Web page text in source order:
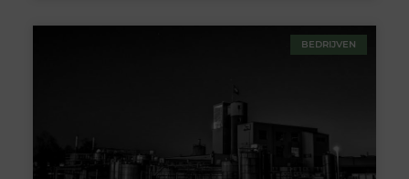
BEDRIJVEN